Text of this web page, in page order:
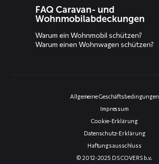
FAQ Caravan- und
Wohnmobilabdeckungen
Warum ein Wohnmobil schützen?
Warum einen Wohnwagen schützen?
Allgemeine Geschäftsbedingungen
Impressum
Cookie-Erklärung
Datenschutz-Erklärung
Haftungsausschluss
© 2012-2025 DS COVERS b.v.